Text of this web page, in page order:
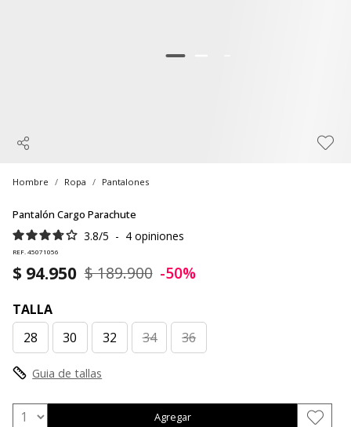
Hombre Ropa Pantalones
Pantalón Cargo Parachute
3.8/5 - 4 opiniones
REF. 45071056
$ 94.950 $ 189.900 -50%
TALLA
28
30 32 34 36
Guia de tallas
Agregar